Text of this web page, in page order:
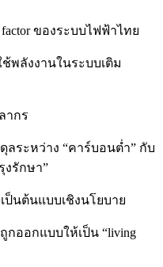
ของระบบไฟฟ้าไทย
พลังงานในระบบเติม
ากร
ลระหว่าง “คาร์บอนต่ำ” กับ
งรักษา”
ป็นต้นแบบเชิงนโยบาย
กออกแบบให้เป็น “living